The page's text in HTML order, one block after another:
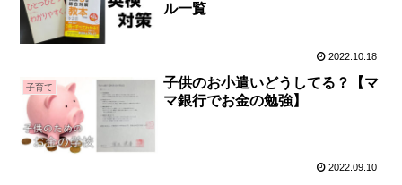
ル一覧
2022.10.18
子育て
子供のお小遣いどうしてる？【マ
マ銀行でお金の勉強】
2022.09.10